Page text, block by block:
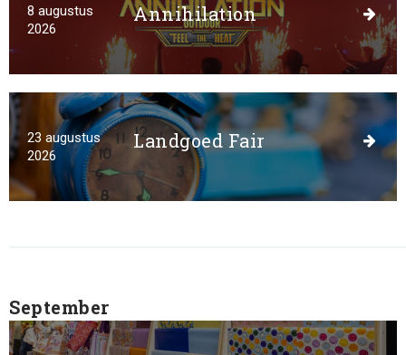
Bereikbaarheid
Parkeren
8 augustus
2026
Annihilation
23 augustus
2026
Landgoed Fair
September